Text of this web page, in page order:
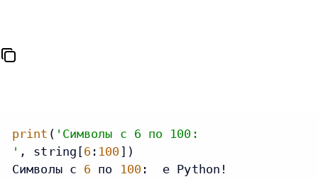
print ( 'Символы с 6 по 100:
' , string[6 : 100])
Символы с 6 по 100:  e Python!